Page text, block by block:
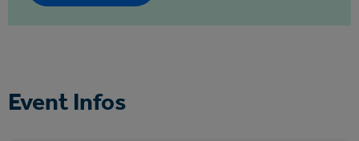
Event Infos